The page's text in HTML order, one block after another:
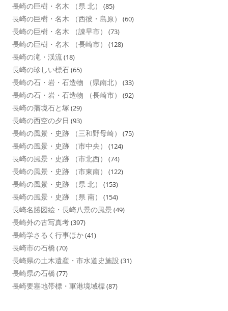
長崎の巨樹・名木 （県 北） (85)
長崎の巨樹・名木 （西彼・島原） (60)
長崎の巨樹・名木 （諌早市） (73)
長崎の巨樹・名木 （長崎市） (128)
長崎の滝・渓流(18)
長崎の珍しい標石(65)
長崎の石・岩・石造物 （県南北） (33)
長崎の石・岩・石造物 （長崎市） (92)
長崎の藩境石と塚 (29)
長崎の西空の夕日 (93)
長崎の風景・史跡 （三和野母崎） (75)
長崎の風景・史跡 （市中央） (124)
長崎の風景・史跡 （市北西） (74)
長崎の風景・史跡 （市東南） (122)
長崎の風景・史跡 （県 北） (153)
長崎の風景・史跡 （県 南） (154)
長崎名勝図絵・長崎八景の風景 (49)
長崎外の古写真考(397)
長崎学さるく行事ほか(41)
長崎市の石橋 (70)
長崎県の土木遺産・市水道史施設 (31)
長崎県の石橋 (77)
長崎要塞地帯標・軍港境域標(87)